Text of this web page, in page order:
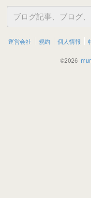
運営会社 規約 個人情報
©2026